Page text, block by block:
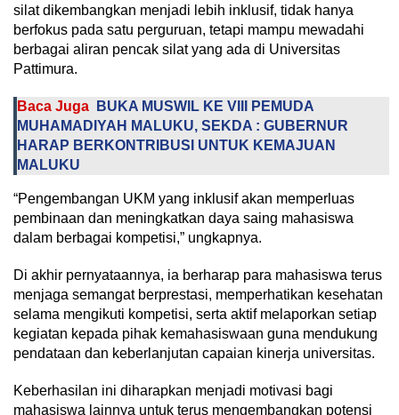
silat dikembangkan menjadi lebih inklusif, tidak hanya
berfokus pada satu perguruan, tetapi mampu mewadahi
berbagai aliran pencak silat yang ada di Universitas
Pattimura.
Baca Juga
BUKA MUSWIL KE VIII PEMUDA
MUHAMADIYAH MALUKU, SEKDA : GUBERNUR
HARAP BERKONTRIBUSI UNTUK KEMAJUAN
MALUKU
“Pengembangan UKM yang inklusif akan memperluas
pembinaan dan meningkatkan daya saing mahasiswa
dalam berbagai kompetisi,” ungkapnya.
Di akhir pernyataannya, ia berharap para mahasiswa terus
menjaga semangat berprestasi, memperhatikan kesehatan
selama mengikuti kompetisi, serta aktif melaporkan setiap
kegiatan kepada pihak kemahasiswaan guna mendukung
pendataan dan keberlanjutan capaian kinerja universitas.
Keberhasilan ini diharapkan menjadi motivasi bagi
mahasiswa lainnya untuk terus mengembangkan potensi